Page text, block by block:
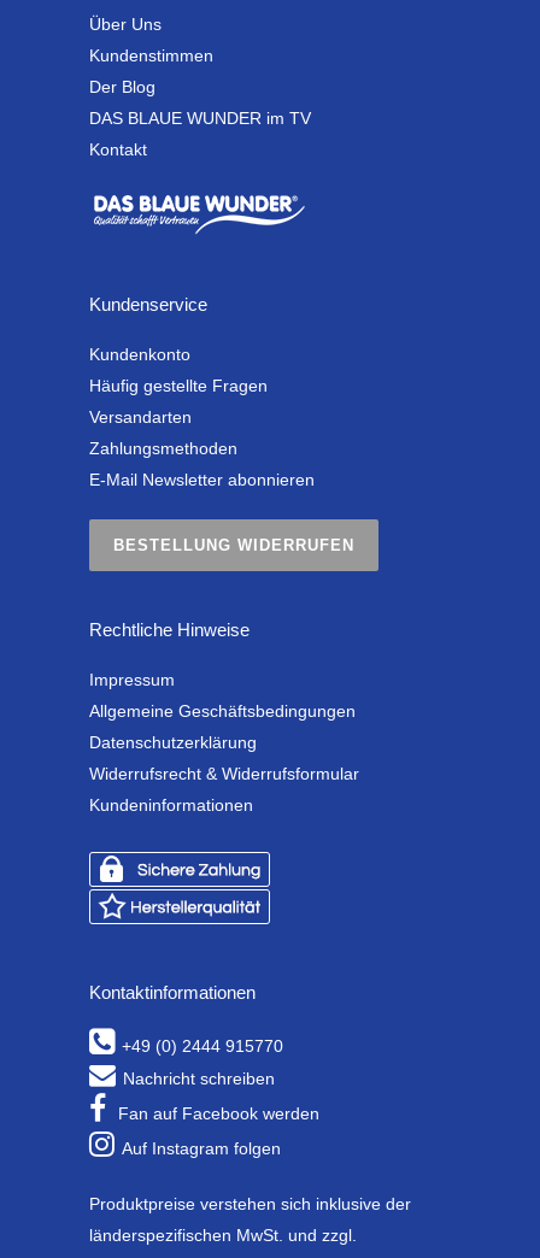
Über Uns
Kundenstimmen
Der Blog
DAS BLAUE WUNDER im TV
Kontakt
Kundenservice
Kundenkonto
Häufig gestellte Fragen
Versandarten
Zahlungsmethoden
E-Mail Newsletter abonnieren
BESTELLUNG WIDERRUFEN
Rechtliche Hinweise
Impressum
Allgemeine Geschäftsbedingungen
Datenschutzerklärung
Widerrufsrecht & Widerrufsformular
Kundeninformationen
Kontaktinformationen
+49 (0) 2444 915770
Nachricht schreiben
Fan auf Facebook werden
Auf Instagram folgen
Produktpreise verstehen sich inklusive der
länderspezifischen MwSt. und zzgl.